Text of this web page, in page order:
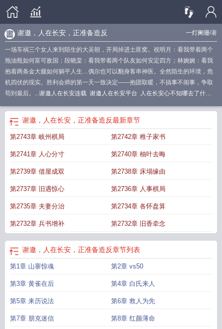
一灯阑珊/著
谢邀，人在长安，正准备造反
一场车祸三个女人来到陌生的大吴朝，开局掉进土匪窝。祝明月：看我带着两个
拖油瓶如何富可敌国；段晓棠：看我带着两个队友如何安定四方；林婉婉：看我
抱着两条金大腿如何躺平人生…偶尔也可以翻身客串神医。全然陌生的环境，危
机四伏的现实。胜利会师的第一天一致决定——抱团取暖，不搞事不闹事，争取
苟到最后。...谢邀人在长安连载 谢邀人在长安平台
人在长安心不知哪去了什么
安已退学
谢邀人在长安阅读 谢邀 人在长安 谢邀人在长安讲的是什么
长安正准备停更
在哪听
谢邀，人在长安，正准备造反最新章节
第2743章 岐州棋局 第2742章 稚子家书
第2741章 人心分寸 第2740章 柚叶去晦
第2739章 借屋成双 第2738章 床塌缘由
第2737章 旧遇惊心 第2736章 人事棋局
第2735章 夫妻分治 第2734章 各怀盘算
第2732章 兵书增补 第2732章 旧香牵念
谢邀，人在长安，正准备造反章节列表
第1章 山寨惊魂 第2章 vs50
第3章 黄雀在后 第4章 白氏来人
第5章 来历说法 第6章 救人为先
第7章 朋克迷信 第8章 红颜薄命